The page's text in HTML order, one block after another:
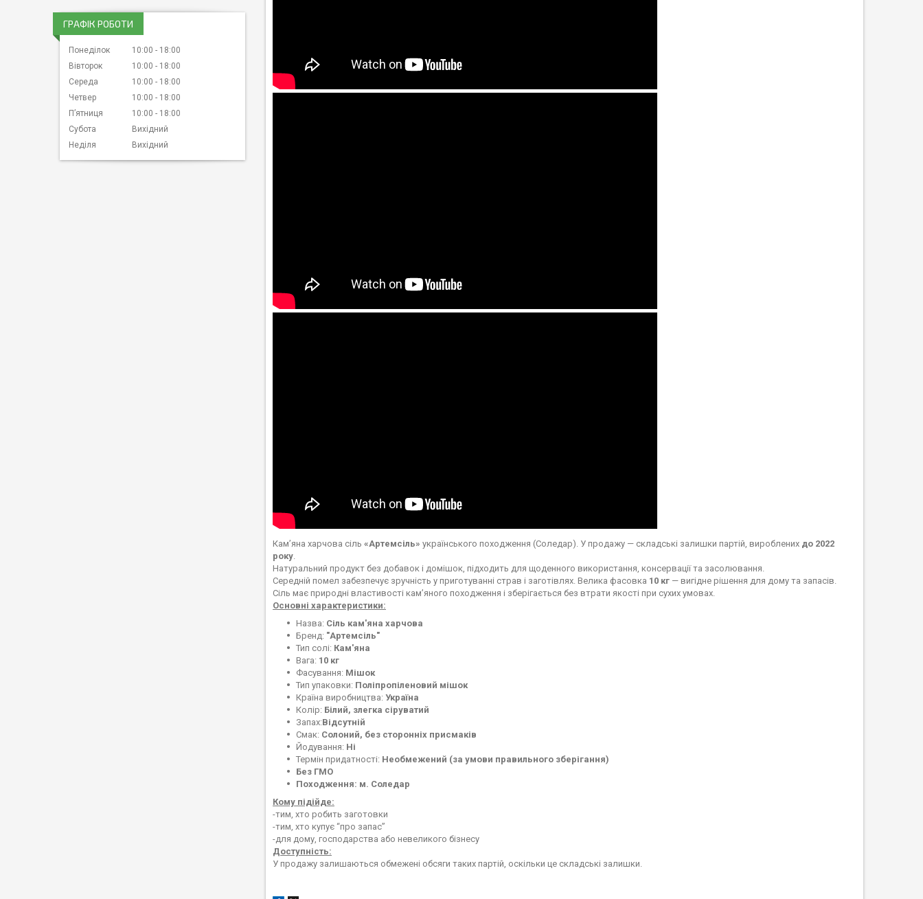
Кам’яна харчова сіль «Артемсіль» українського походження (Соледар). У продажу — складські залишки партій, вироблених до 2022
року.
Натуральний продукт без добавок і домішок, підходить для щоденного використання, консервації та засолювання.
Середній помел забезпечує зручність у приготуванні страв і заготівлях. Велика фасовка 10 кг — вигідне рішення для дому та запасів.
Сіль має природні властивості кам’яного походження і зберігається без втрати якості при сухих умовах.
Основні характеристики:
Назва: Сіль кам'яна харчова
Бренд: "Артемсіль"
Тип солі: Кам'яна
Вага: 10 кг
Фасування: Мішок
Тип упаковки: Поліпропіленовий мішок
Країна виробництва: Україна
Колір: Білий, злегка сіруватий
Запах:Відсутній
Смак: Солоний, без сторонніх присмаків
Йодування: Ні
Термін придатності: Необмежений (за умови правильного зберігання)
Без ГМО
Походження: м. Соледар
Кому підійде:
-тим, хто робить заготовки
-тим, хто купує “про запас”
-для дому, господарства або невеликого бізнесу
Доступність:
У продажу залишаються обмежені обсяги таких партій, оскільки це складські залишки.
ГРАФІК РОБОТИ
Понеділок 10:00
18:00
Вівторок
10:00
18:00
Середа
10:00
18:00
Четвер
10:00
18:00
Пʼятниця
10:00
18:00
Субота
Вихідний
Неділя
Вихідний